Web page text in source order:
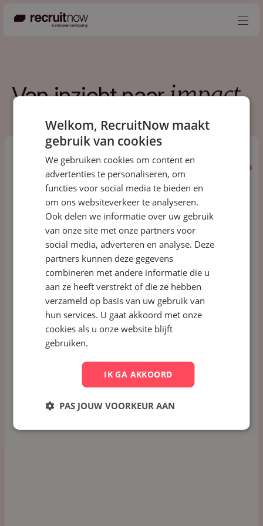
Producten
Partners
Events
Kennisbank
Over ons
Contact
Plan een demo
Plan een demo
Support
Vaninzichtnaarimpact
Alles
Alles
Podcast
Podcast
Events
Events
Blogs
Blogs
Kennis
André Polderman zwaait af na ruim 23 jaar
Welkom, RecruitNow maakt
gebruik van cookies
We gebruiken cookies om content en
advertenties te personaliseren, om
functies voor social media te bieden en
om ons websiteverkeer te analyseren.
Ook delen we informatie over uw gebruik
van onze site met onze partners voor
social media, adverteren en analyse. Deze
partners kunnen deze gegevens
combineren met andere informatie die u
aan ze heeft verstrekt of die ze hebben
verzameld op basis van uw gebruik van
hun services. U gaat akkoord met onze
cookies als u onze website blijft
gebruiken.
IK GA AKKOORD
PAS JOUW VOORKEUR AAN